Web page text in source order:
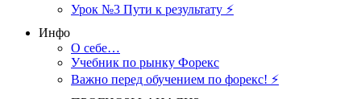
Урок №3 Пути к результату ⚡️
Инфо
О себе…
Учебник по рынку Форекс
Важно перед обучением по форекс! ⚡